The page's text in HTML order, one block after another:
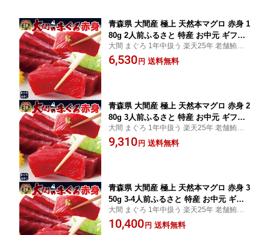
青森県 大間産 極上 天然本マグロ 赤身 1
80g 2人前ふるさと 特産 お中元 ギフト
まぐろ お刺身 御祝 内祝 お返し 誕生日
贈り物 即日発送 お取り寄せグルメ
大間 まぐろ 1年中扱う 楽天25年 老舗鮪専
門店 赤身 中トロ 大トロ 解体師 手切り 濃厚
な旨み ギフト 冷蔵指定 すぐ食べられます
6,530 円 送料無料
青森県 大間産 極上 天然本マグロ 赤身 2
80g 3人前ふるさと 特産 お中元 ギフト
まぐろ お刺身 御祝 内祝 お返し 誕生日
贈り物 即日発送 お取り寄せグルメ
大間 まぐろ 1年中扱う 楽天25年 老舗鮪専
門店 赤身 中トロ 大トロ 解体師 手切り 濃厚
な旨み ギフト 冷蔵指定 すぐ食べられます
9,310 円 送料無料
青森県 大間産 極上 天然本マグロ 赤身 3
50g 3-4人前ふるさと 特産 お中元 ギフ
トまぐろ お刺身 御祝 内祝 お返し 誕生
日 贈り物 即日発送 お取り寄せグルメ
大間 まぐろ 1年中扱う 楽天25年 老舗鮪専
門店 赤身 中トロ 大トロ 解体師 手切り 濃厚
な旨み ギフト 冷蔵指定 すぐ食べられます
10,400 円 送料無料